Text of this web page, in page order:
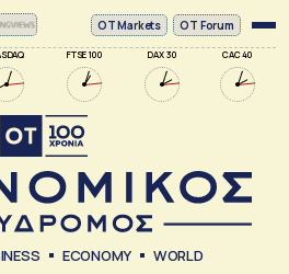
FTSE 100 DAX 30 CAC 40
ΟΤ Markets OT Forum
ECONOMY WORLD